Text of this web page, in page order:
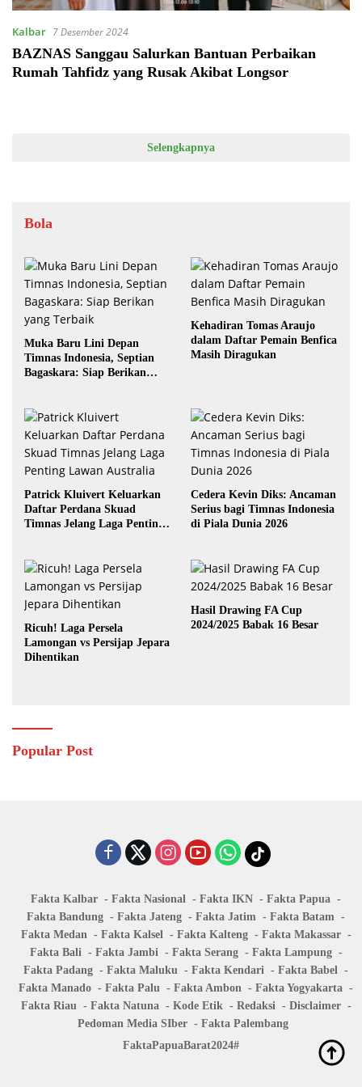
Kalbar 7 Desember 2024
BAZNAS Sanggau Salurkan Bantuan Perbaikan
Rumah Tahfidz yang Rusak Akibat Longsor
Selengkapnya
Bola
Muka Baru Lini Depan
Timnas Indonesia, Septian
Bagaskara: Siap Berikan
Kehadiran Tomas Araujo
dalam Daftar Pemain Benfica
Masih Diragukan
Patrick Kluivert Keluarkan
Daftar Perdana Skuad
Timnas Jelang Laga Penting
Cedera Kevin Diks: Ancaman
Serius bagi Timnas Indonesia
di Piala Dunia 2026
Ricuh! Laga Persela
Lamongan vs Persijap Jepara
Dihentikan
Hasil Drawing FA Cup
2024/2025 Babak 16 Besar
Popular Post
Fakta Kalbar Fakta Nasional Fakta IKN
Fakta Papua
Fakta Bandung
Fakta Jateng Fakta Jatim
Fakta Batam
Fakta Medan
Fakta Kalsel Fakta Kalteng
Fakta Makassar
Fakta Bali
Fakta Jambi Fakta Serang
Fakta Lampung
Fakta Padang
Fakta Maluku Fakta Kendari
Fakta Babel
Fakta Manado
Fakta Palu Fakta Ambon
Fakta Yogyakarta
Fakta Riau
Fakta Natuna Kode Etik Redaksi
Disclaimer
Pedoman Media SIber
Fakta Palembang
FaktaPapuaBarat2024#